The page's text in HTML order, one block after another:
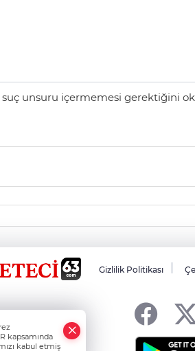
unsuru içermemesi gerektiğini
Gizlilik Politikası
kapsamında
kabul etmiş